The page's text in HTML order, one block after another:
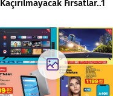
Kaçırılmayacak Fırsatlar..1